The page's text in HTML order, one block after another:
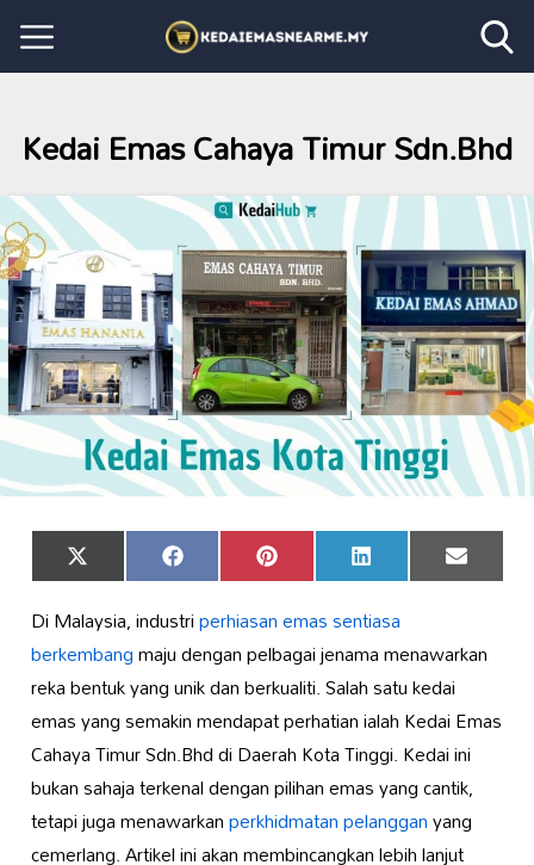
Kedai Emas Cahaya Timur Sdn.Bhd
Share
on
X
(Twitter)
Share
on
Facebook Share
on
Pinterest Share
on
LinkedIn Share
on
Email
Di Malaysia, industriperhiasan emassentiasa
berkembangmaju dengan pelbagai jenama menawarkan
reka bentuk yang unik dan berkualiti. Salah satu kedai
emas yang semakin mendapat perhatian ialah Kedai Emas
Cahaya Timur Sdn.Bhd di Daerah Kota Tinggi. Kedai ini
bukan sahaja terkenal dengan pilihan emas yang cantik,
tetapi juga menawarkanperkhidmatan pelangganyang
cemerlang. Artikel ini akan membincangkan lebih lanjut